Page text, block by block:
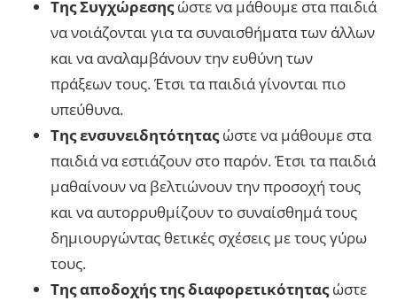
Της Συγχώρεσηςώστε να μάθουμε στα παιδιά
να νοιάζονται για τα συναισθήματα των άλλων
και να αναλαμβάνουν την ευθύνη των
πράξεων τους. Έτσι τα παιδιά γίνονται πιο
υπεύθυνα.
Της ενσυνειδητότηταςώστε να μάθουμε στα
παιδιά να εστιάζουν στο παρόν. Έτσι τα παιδιά
μαθαίνουν να βελτιώνουν την προσοχή τους
και να αυτορρυθμίζουν το συναίσθημά τους
δημιουργώντας θετικές σχέσεις με τους γύρω
τους.
Της αποδοχής της διαφορετικότηταςώστε